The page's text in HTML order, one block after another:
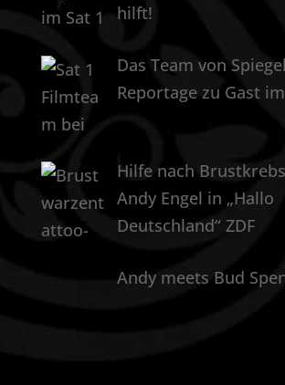
hilft!
Das Team von
Reportage zu Gast
Hilfe nach
Andy Engel in „Hallo
Deutschland“ ZDF
Andy meets Bud